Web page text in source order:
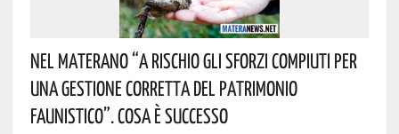
Nel Materano “a Rischio Gli Sforzi Compiuti Per
Una Gestione Corretta Del Patrimonio
Faunistico”. Cosa È Successo